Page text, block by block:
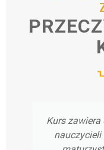
Kurs zawiera
nauczycieli